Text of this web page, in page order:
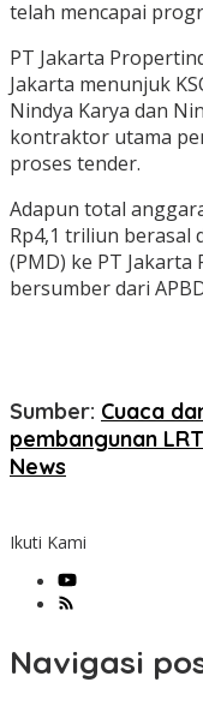
telah mencapai
PT Jakarta
Jakarta menunjuk
Nindya Karya dan
kontraktor utama
proses tender.
Adapun total
Rp4,1 triliun berasal
(PMD) ke PT
bersumber dari
Sumber: Cuaca
pembangunan
News
Ikuti Kami
Navigasi